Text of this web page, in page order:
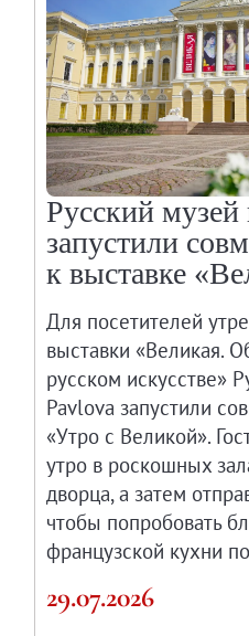
Русский
запустили
к выставке
Для посетителей
выставки «Великая.
русском искусстве»
Pavlova запустили
«Утро с Великой».
утро в роскошных
дворца, а затем
чтобы попробовать
французской кухни
29.07.2026